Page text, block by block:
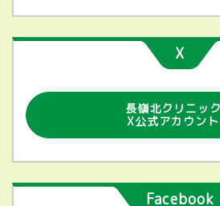
X
長嶺北クリニック
X公式アカウント
Facebook